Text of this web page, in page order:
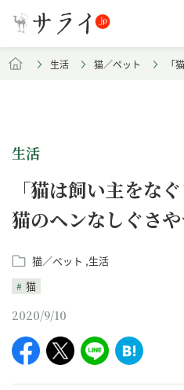
生活 猫／ペット 「
生活
「猫は飼い主をな
猫のヘンなしぐさ
猫／ペット 生活
猫
2020/9/10